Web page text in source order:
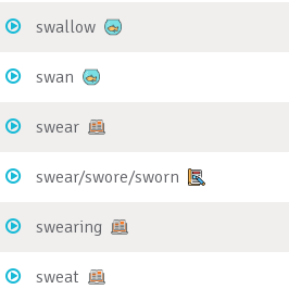
swallow
swan
swear
swear/swore/sworn
swearing
sweat